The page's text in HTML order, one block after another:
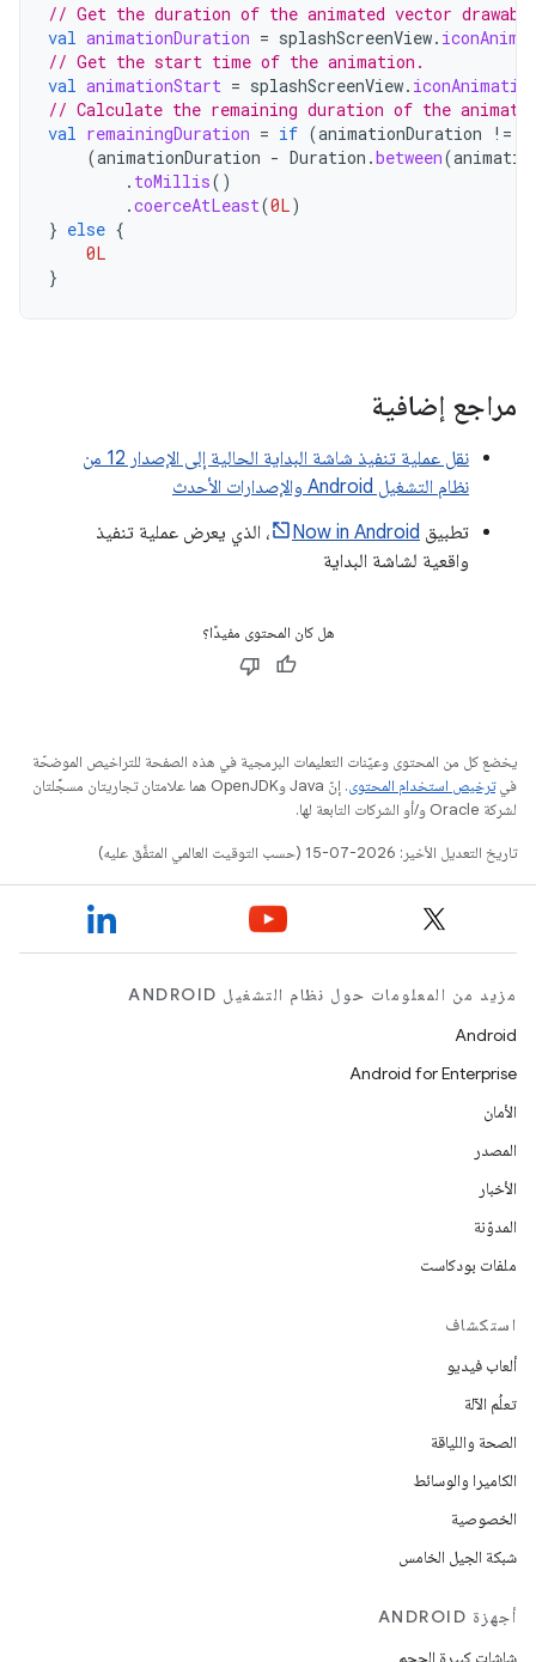
// Get the duration of the animated vector
val animationDuration = splashScreenView.
// Get the start time of the animation.
val animationStart = splashScreenView.
// Calculate the remaining duration of the
val remainingDuration = if (animationDuration !=
(animationDuration - Duration .between(
. toMillis()
.coerceAtLeast(0L)
} else {
0L
}
مراجع إضافية
نقل عملية تنفيذ شاشة البداية الحالية إلى الإصدار 12 من
نظام التشغيل Android والإصدارات الأحدث
تطبيق Now in Android
، الذي يعرض عملية تنفيذ
واقعية لشاشة البداية
هل كان المحتوى مفيدًا؟
يخضع كل من المحتوى وعيّنات التعليمات البرمجية في هذه الصفحة للتراخيص الموضحّة
فيترخيص استخدام المحتوى
. إنّ Java وOpenJDK هما علامتان تجاريتان مسجَّلتان
لشركة Oracle و/أو الشركات التابعة لها.
تاريخ التعديل الأخير: 2026-07-15 (حسب التوقيت العالمي المتفَّق عليه)
مزيد من المعلومات حول نظام التشغيل ANDROID
Android
Android for Enterprise
الأمان
المصدر
الأخبار
المدوّنة
ملفات بودكاست
استكشاف
ألعاب فيديو
تعلُم الآلة
الصحة واللياقة
الكاميرا والوسائط
الخصوصية
شبكة الجيل الخامس
أجهزة ANDROID
شاشات كبيرة الحجم